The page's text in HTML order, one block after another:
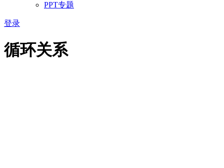
PPT专题
登录
循环关系